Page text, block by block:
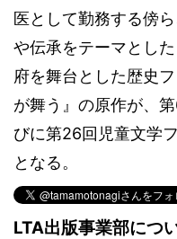
医として勤務する傍
や伝承をテーマとし
府を舞台とした歴史
が舞う』の原作が、
びに第26回児童文学
となる。
LTA出版事業部につ